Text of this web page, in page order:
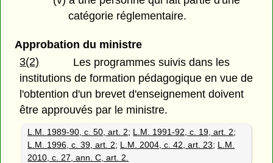
catégorie réglementaire.
Approbation du ministre
3(2)
Les programmes suivis dans les
institutions de formation pédagogique en vue de
l'obtention d'un brevet d'enseignement doivent
être approuvés par le ministre.
L.M. 1989-90, c. 50, art. 2; L.M. 1991-92, c. 19, art. 2;
L.M. 1996, c. 39, art. 2; L.M. 2004, c. 42, art. 23; L.M.
2010, c. 27, ann. C, art. 2.